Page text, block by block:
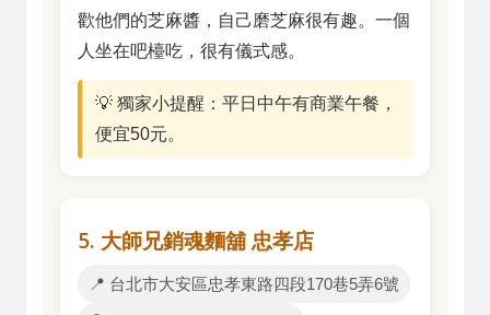
歡他們的芝麻醬，自己磨芝麻很有趣。一個
人坐在吧檯吃，很有儀式感。
💡 獨家小提醒：平日中午有商業午餐，
便宜50元。
5. 大師兄銷魂麵舖 忠孝店
📍 台北市大安區忠孝東路四段170巷5弄6號